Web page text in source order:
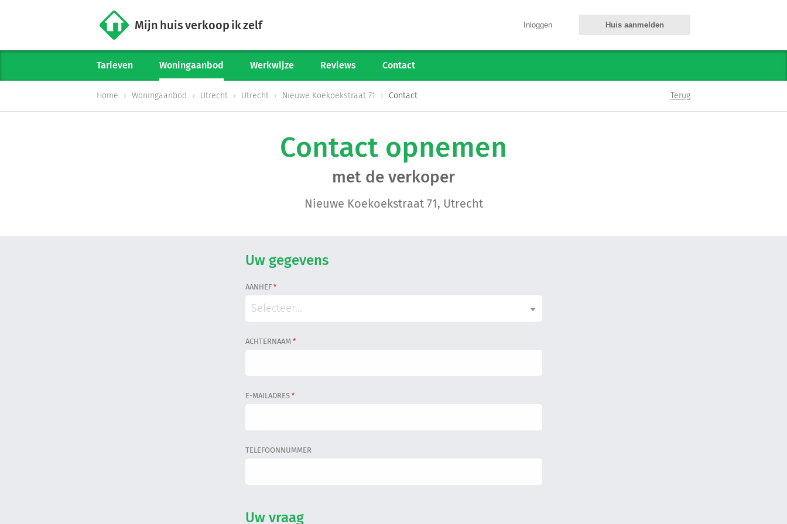
Woningaanbod
Werkwijze
Contact
Verkoop starten
Mijn huis verkoop ik zelf Inloggen Huis aanmelden
Tarieven Woningaanbod Werkwijze Reviews Contact
Home Woningaanbod Utrecht Utrecht Nieuwe Koekoekstraat 71 Contact Terug
Contact opnemen
met de verkoper
Nieuwe Koekoekstraat 71, Utrecht
Uw gegevens
AANHEF *
Selecteer...
ACHTERNAAM *
E-MAILADRES *
TELEFOONNUMMER
Uw vraag